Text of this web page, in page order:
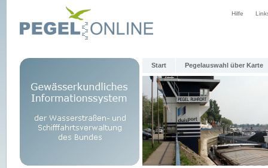
Hilfe
Start Pegelauswahl über Karte